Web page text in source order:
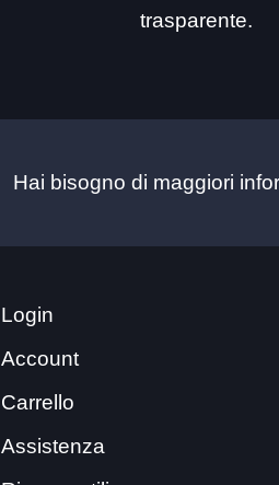
trasparente.
Hai bisogno di maggiori
Login
Account
Carrello
Assistenza